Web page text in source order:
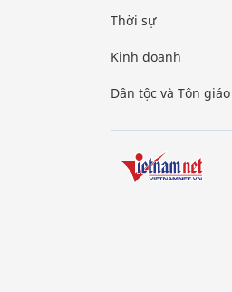
Thời sự
Kinh doanh
Dân tộc và Tôn giáo